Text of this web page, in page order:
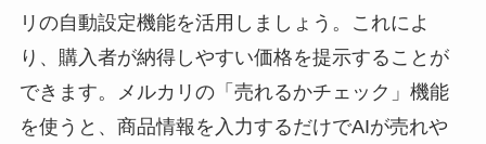
リの自動設定機能を活用しましょう。これによ
り、購入者が納得しやすい価格を提示することが
できます。メルカリの「売れるかチェック」機能
を使うと、商品情報を入力するだけでAIが売れや